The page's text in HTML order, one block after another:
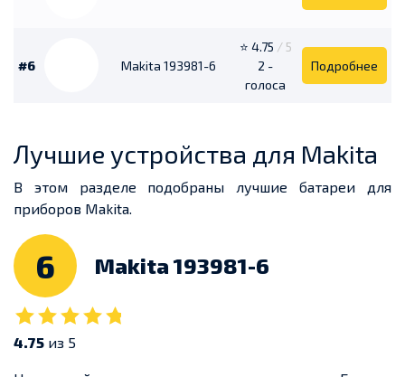
#6 Makita 193981-6
⭐ 4.75 / 5
2 -
голоса
Подробнее
Лучшие устройства для Makita
В этом разделе подобраны лучшие батареи для
приборов Makita.
6 Makita 193981-6
4.75 из 5